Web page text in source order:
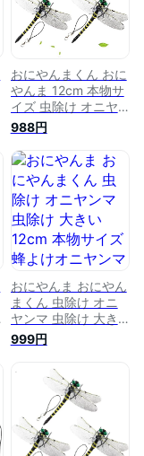
おにやんまくん おに
やんま 12cm 本物サ
イズ 虫除け オニヤ
ンマ 大きい 蜂よけ
オニヤンマ 蜻蛉 昆
虫 虫 動物 模型 トン
ボ 登山 キャンプ 釣
り 衣服 玄関 室内装
飾など
988円
おにやんま おにやん
まくん 虫除け オニ
ヤンマ 虫除け 大き
い 12cm 本物サイズ
蜂よけオニヤンマ 蜻
蛉 昆虫 虫 動物 模型
トンボ 登山 キャン
プ 釣り 衣服 玄関 室
内装飾など
999円